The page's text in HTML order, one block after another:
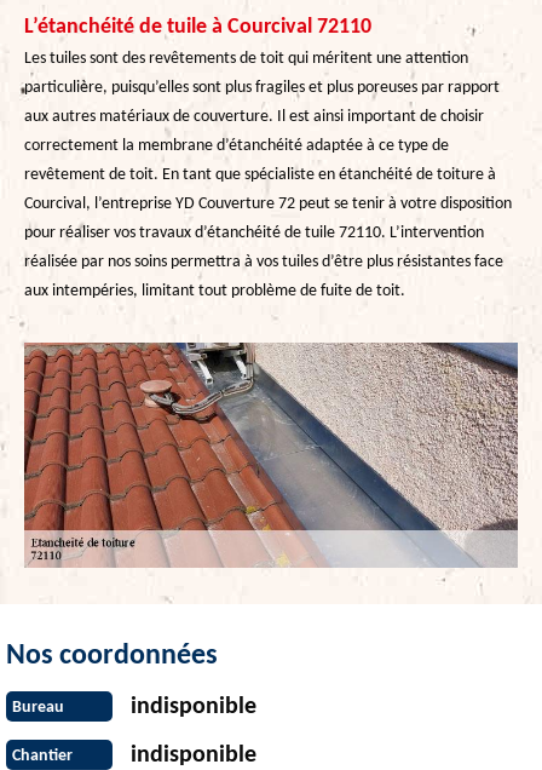
L’étanchéité de tuile à Courcival 72110
Les tuiles sont des revêtements de toit qui méritent une attention
particulière, puisqu’elles sont plus fragiles et plus poreuses par rapport
aux autres matériaux de couverture. Il est ainsi important de choisir
correctement la membrane d’étanchéité adaptée à ce type de
revêtement de toit. En tant que spécialiste en étanchéité de toiture à
Courcival, l’entreprise YD Couverture 72 peut se tenir à votre disposition
pour réaliser vos travaux d’étanchéité de tuile 72110. L’intervention
réalisée par nos soins permettra à vos tuiles d’être plus résistantes face
aux intempéries, limitant tout problème de fuite de toit.
Nos coordonnées
Bureau indisponible
Chantier indisponible